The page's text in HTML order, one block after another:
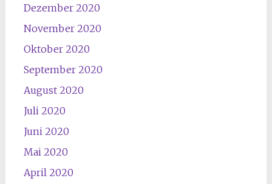
Dezember 2020
November 2020
Oktober 2020
September 2020
August 2020
Juli 2020
Juni 2020
Mai 2020
April 2020